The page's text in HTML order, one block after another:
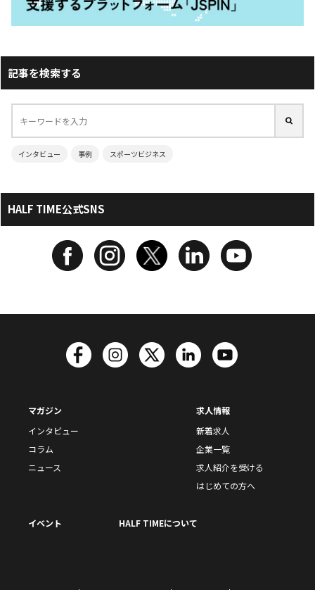
記事を検索する
インタビュー 事例 スポーツビジネス
HALF TIME公式SNS
マガジン
インタビュー
コラム
ニュース
求人情報
新着求人
企業一覧
求人紹介を受ける
はじめての方へ
イベント HALF TIMEについて